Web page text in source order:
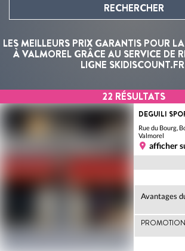
RECHERCHER
LES MEILLEURS PRIX GARANTIS POUR
À VALMOREL GRÂCE AU SERVICE DE
LIGNE
22 RÉSULTATS
DEGUILI
Rue du Bourg,
Valmorel
afficher
Avantages
PROMOTION